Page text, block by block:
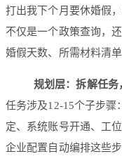
打出我下个月要休婚假
不仅是一个政策查询，
婚假天数、所需材料清
规划层：拆解任务
任务涉及12-15个子步骤
定、系统账号开通、工
企业配置自动编排这些